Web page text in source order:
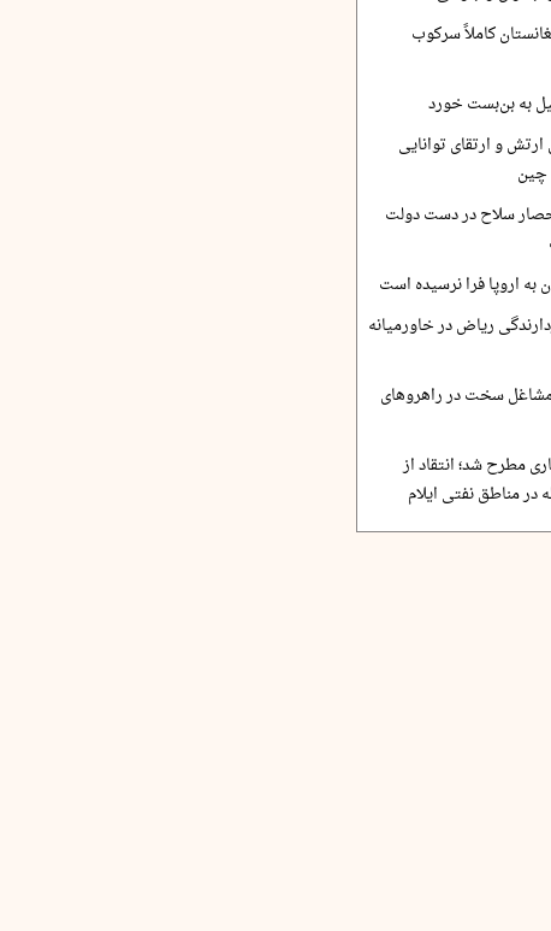
کاملاً سرکوب
به بن‌بست خورد
و ارتقای توانایی
چین
سلاح در دست دولت
به اروپا فرا نرسیده است
ریاض در خاورمیانه
مشاغل سخت در راهروهای
مطرح شد؛ انتقاد از
مناطق نفتی ایلام